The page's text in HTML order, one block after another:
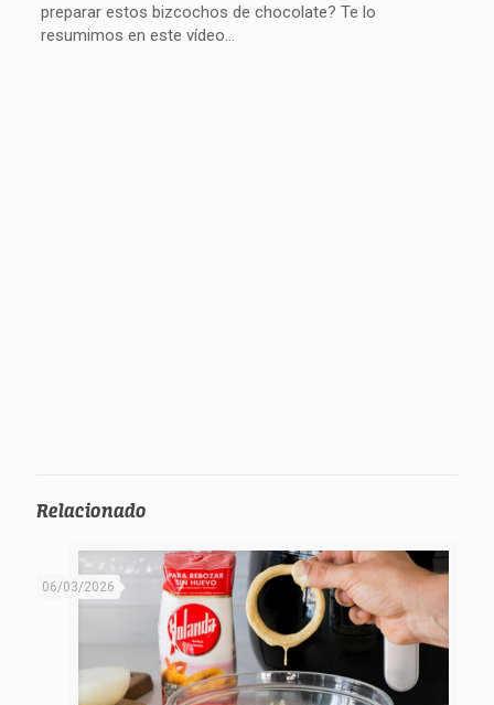
preparar estos bizcochos de chocolate? Te lo
resumimos en este vídeo…
Relacionado
06/03/2026